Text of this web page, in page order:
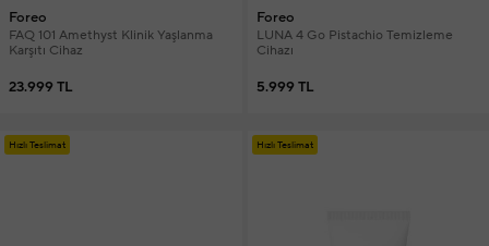
Foreo
FAQ 101 Amethyst Klinik Yaşlanma
Karşıtı Cihaz
23.999 TL
Foreo
LUNA 4 Go Pistachio Temizleme
Cihazı
5.999 TL
Hızlı Teslimat Hızlı Teslimat